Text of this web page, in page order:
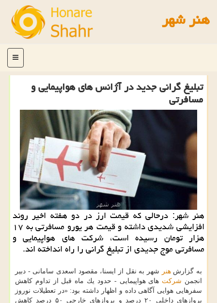
هنر شهر
منو
تبلیغ گرانی جدید در آژانس های هواپیمایی و
مسافرتی
هنر شهر: درحالی كه قیمت ارز در دو هفته اخیر روند
افزایشی شدیدی داشته و قیمت هر یورو مسافرتی به ۱۷
هزار تومان رسیده است، شركت های هواپیمایی و
مسافرتی موج جدیدی از تبلیغ گرانی را راه انداخته اند.
به گزارشهنر
شهر به نقل از ایسنا، مقصود اسعدی سامانی - دبیر
انجمن شركت های هواپیمایی - حدود یك ماه قبل از تداوم كاهش
سفرهایی هوایی آگاهی داده و اظهار داشته بود: «در تعطیلات نوروز
پروازهای داخلی ۲۰ درصد و پروازهای خارجی ۵۰ درصد كاهش